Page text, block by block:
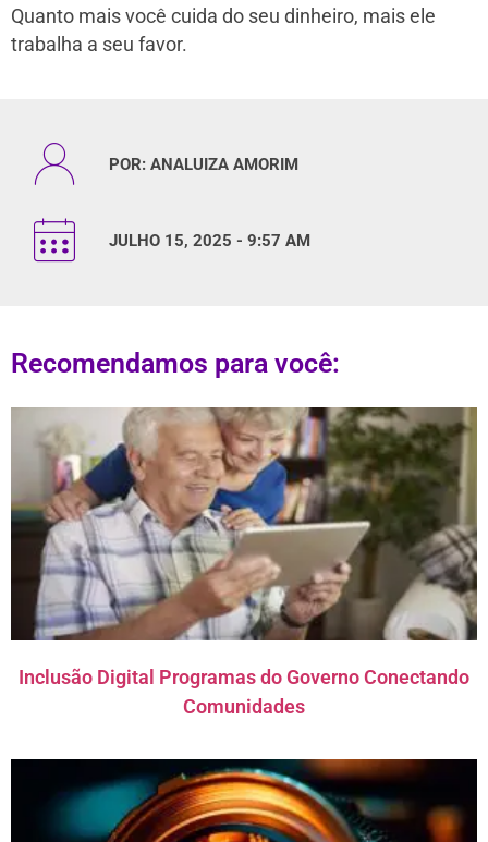
Quanto mais você cuida do seu dinheiro, mais ele
trabalha a seu favor.
POR: ANALUIZA AMORIM
JULHO 15, 2025 - 9:57 AM
Recomendamos para você:
Inclusão Digital Programas do Governo Conectando
Comunidades